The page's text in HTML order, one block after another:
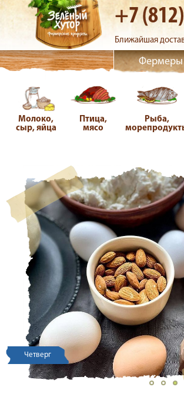
+7
Ближайшая
Фермеры
Молоко,
сыр, яйца
Птица,
мясо
Рыба,
Четверг